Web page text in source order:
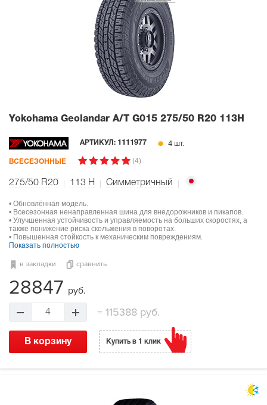
Yokohama Geolandar A/T G015 275/50 R20 113H
АРТИКУЛ: 1111977 4 шт.
ВСЕСЕЗОННЫЕ (4)
275/50 R20 113 H Симметричный
• Обновлённая модель.
• Всесезонная ненаправленная шина для внедорожников и пикапов.
• Улучшенная устойчивость и управляемость на больших скоростях, а
также понижение риска скольжения в поворотах.
• Повышенная стойкость к механическим повреждениям.
Показать полностью
в закладки сравнить
28847 руб.
4 = 115388 руб.
В корзину Купить в 1 клик